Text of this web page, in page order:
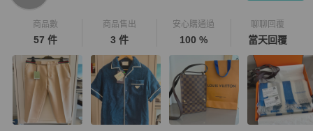
商品數
57 件
商品售出
3 件
安心購通過
100 %
聊聊回覆
當天回覆